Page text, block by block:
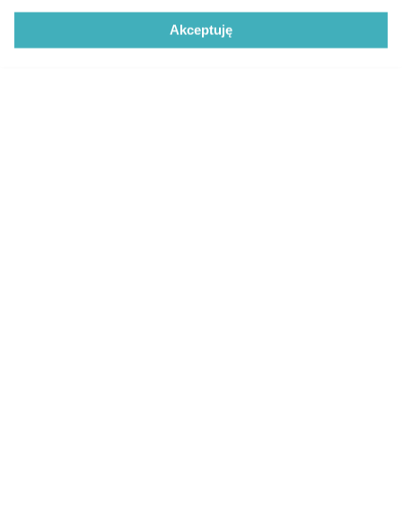
rodzaje przetwarzania danych nie wymagają zgody
użytkownika, ale masz prawo sprzeciwić się takiemu
Akceptuję